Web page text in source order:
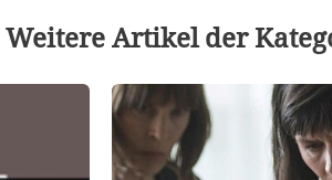
Weitere Artikel der